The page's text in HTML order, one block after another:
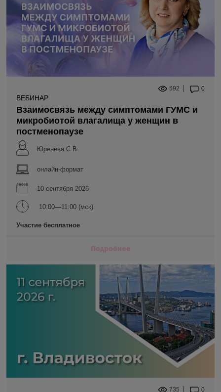
592 0
ВЕБИНАР
Взаимосвязь между симптомами ГУМС и
микробиотой влагалища у женщин в
постменопаузе
Юренева С.В.
онлайн-формат
10 сентября 2026
10:00—11:00 (мск)
Участие бесплатное
Подробнее
735 0